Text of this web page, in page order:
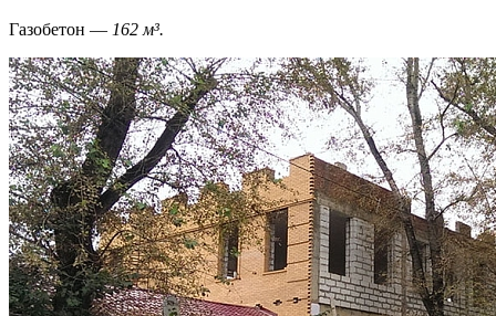
Газобетон — 162 м³.